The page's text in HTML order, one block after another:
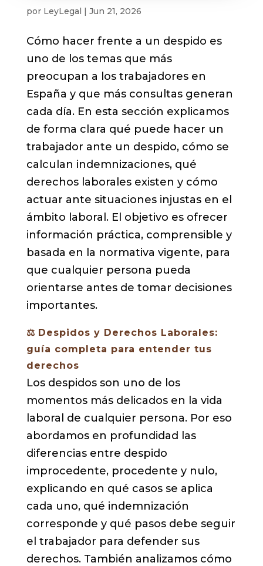
por LeyLegal | Jun 21, 2026
Cómo hacer frente a un despido es
uno de los temas que más
preocupan a los trabajadores en
España y que más consultas generan
cada día. En esta sección explicamos
de forma clara qué puede hacer un
trabajador ante un despido, cómo se
calculan indemnizaciones, qué
derechos laborales existen y cómo
actuar ante situaciones injustas en el
ámbito laboral. El objetivo es ofrecer
información práctica, comprensible y
basada en la normativa vigente, para
que cualquier persona pueda
orientarse antes de tomar decisiones
importantes.
⚖️ Despidos y Derechos Laborales:
guía completa para entender tus
derechos
Los despidos son uno de los
momentos más delicados en la vida
laboral de cualquier persona. Por eso
abordamos en profundidad las
diferencias entre despido
improcedente, procedente y nulo,
explicando en qué casos se aplica
cada uno, qué indemnización
corresponde y qué pasos debe seguir
el trabajador para defender sus
derechos. También analizamos cómo